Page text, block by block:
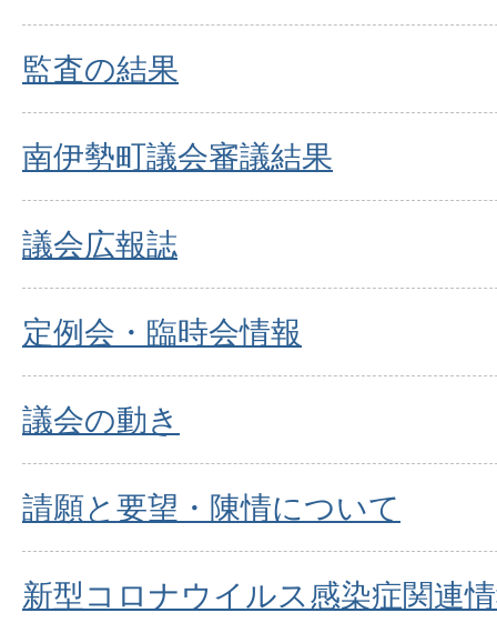
監査の結果
南伊勢町議会審議結果
議会広報誌
定例会・臨時会情報
議会の動き
請願と要望・陳情について
新型コロナウイルス感染症関連